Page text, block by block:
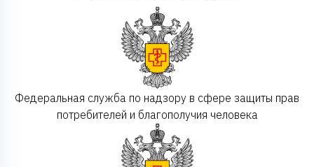
Федеральная служба по надзору в сфере защиты прав
потребителей и благополучия человека